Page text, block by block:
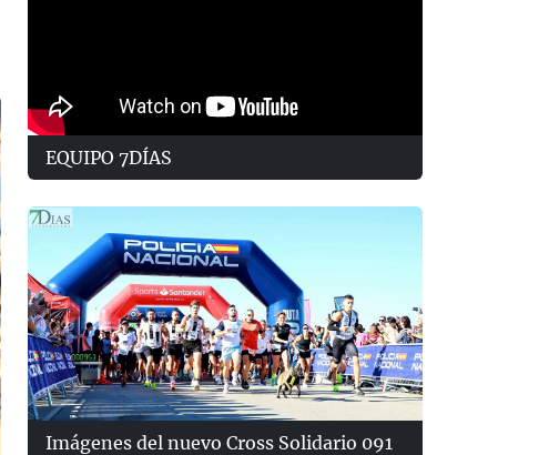
EQUIPO 7DÍAS
Imágenes del nuevo Cross Solidario 091